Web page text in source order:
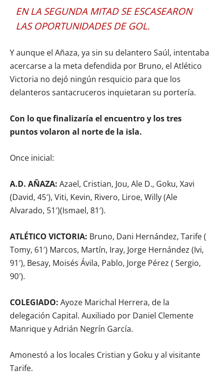
EN LA SEGUNDA MITAD SE ESCASEARON
LAS OPORTUNIDADES DE GOL.
Y aunque el Añaza, ya sin su delantero Saúl, intentaba
acercarse a la meta defendida por Bruno, el Atlético
Victoria no dejó ningún resquicio para que los
delanteros santacruceros inquietaran su portería.
Con lo que finalizaría el encuentro y los tres
puntos volaron al norte de la isla.
Once inicial:
A.D. AÑAZA: Azael, Cristian, Jou, Ale D., Goku, Xavi
(David, 45′), Viti, Kevin, Rivero, Liroe, Willy (Ale
Alvarado, 51′)(Ismael, 81′).
ATLÉTICO VICTORIA: Bruno, Dani Hernández, Tarife (
Tomy, 61′) Marcos, Martín, Iray, Jorge Hernández (Ivi,
91′), Besay, Moisés Ávila, Pablo, Jorge Pérez ( Sergio,
90′).
COLEGIADO: Ayoze Marichal Herrera, de la
delegación Capital. Auxiliado por Daniel Clemente
Manrique y Adrián Negrín García.
Amonestó a los locales Cristian y Goku y al visitante
Tarife.